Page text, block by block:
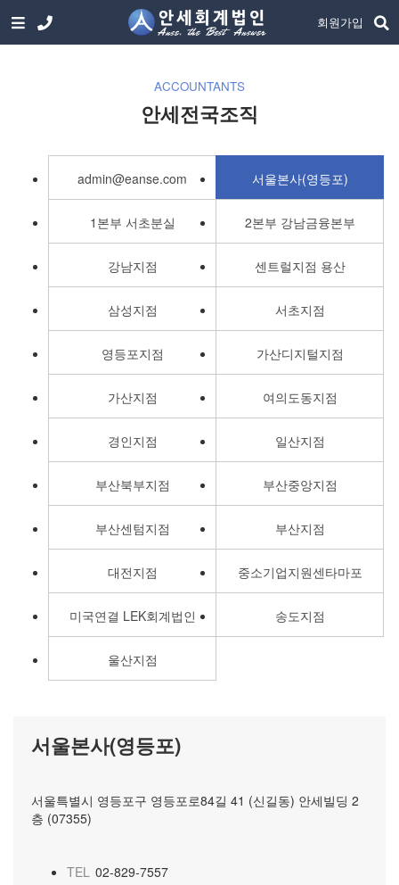
회원가입
ACCOUNTANTS
안세전국조직
admin@eanse.com 서울본사(영등포)
1본부 서초분실 2본부 강남금융본부
강남지점 센트럴지점 용산
삼성지점 서초지점
영등포지점 가산디지털지점
가산지점 여의도동지점
경인지점 일산지점
부산북부지점 부산중앙지점
부산센텀지점 부산지점
대전지점 중소기업지원센타마포
미국연결 LEK회계법인 송도지점
울산지점
서울본사(영등포)
서울특별시 영등포구 영등포로84길 41 (신길동) 안세빌딩 2
층 (07355)
TEL 02-829-7557